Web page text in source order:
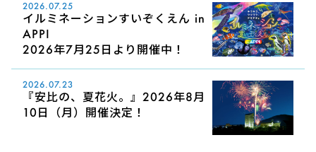
2026.07.25
イルミネーションすいぞくえん in
APPI
2026年7月25日より開催中！
2026.07.23
『安比の、夏花火。』2026年8月
10日（月）開催決定！